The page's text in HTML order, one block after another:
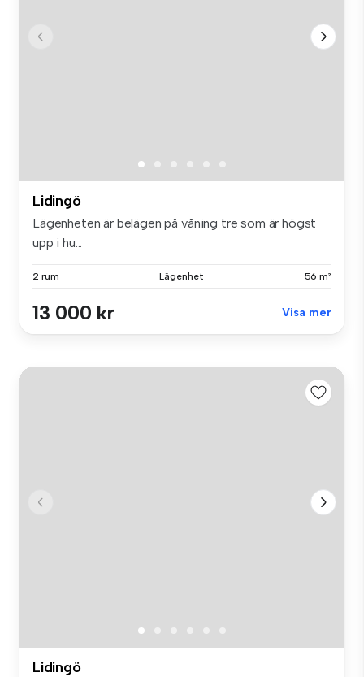
Lidingö
Lägenheten är belägen på våning tre som är högst
upp i hu...
2 rum Lägenhet 56 m²
13 000 kr Visa mer
Lidingö